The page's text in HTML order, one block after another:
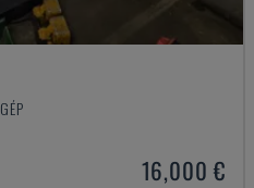
16,000 €